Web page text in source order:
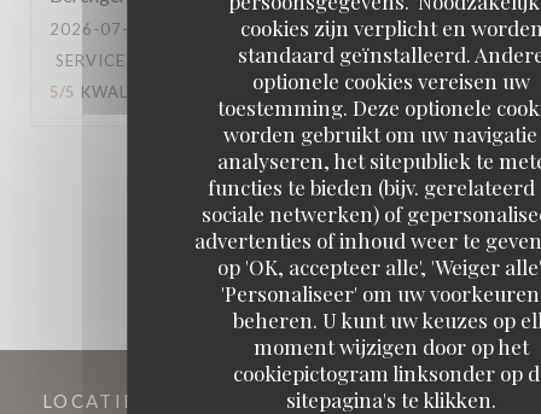
cookies zijn verplicht en
standaard geïnstalleerd.
optionele cookies vereisen uw
toestemming. Deze optionele
worden gebruikt om uw
analyseren, het sitepubliek te
functies te bieden (bijv. gerelateerd
sociale netwerken) of
advertenties of inhoud weer te
op 'OK, accepteer alle', 'Weiger
'Personaliseer' om uw
beheren. U kunt uw keuzes op
moment wijzigen door op het
cookiepictogram linksonder op
sitepagina's te klikken.
2026-07-18
- 19:15 - GASTEN 6
SERVICE
ATMOSFEER: 4/5 KEUKEN:
5/5 KWALITEIT / PRIJS 4/5
2 3
LOCATIE